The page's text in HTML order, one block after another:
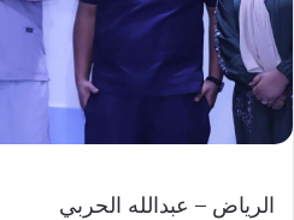
الرياض – عبدالله الحربي